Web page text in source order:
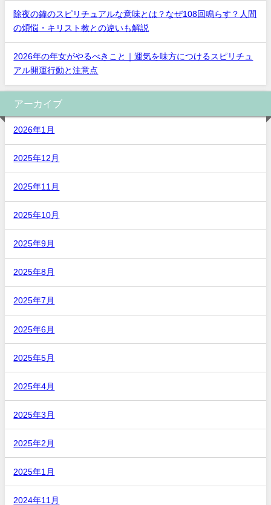
除夜の鐘のスピリチュアルな意味とは？なぜ108回鳴らす？人間
の煩悩・キリスト教との違いも解説
2026年の年女がやるべきこと｜運気を味方につけるスピリチュ
アル開運行動と注意点
アーカイブ
2026年1月
2025年12月
2025年11月
2025年10月
2025年9月
2025年8月
2025年7月
2025年6月
2025年5月
2025年4月
2025年3月
2025年2月
2025年1月
2024年11月